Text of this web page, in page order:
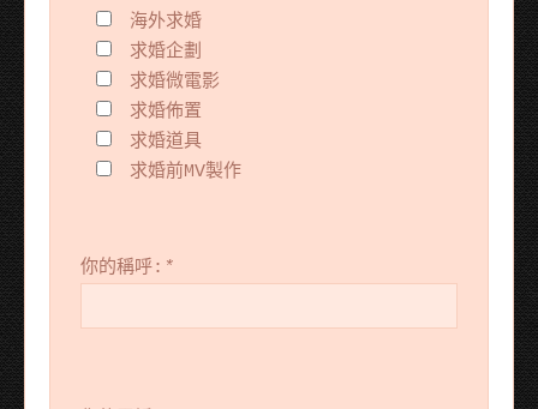
海外求婚
求婚企劃
求婚微電影
求婚佈置
求婚道具
求婚前MV製作
你的稱呼: *